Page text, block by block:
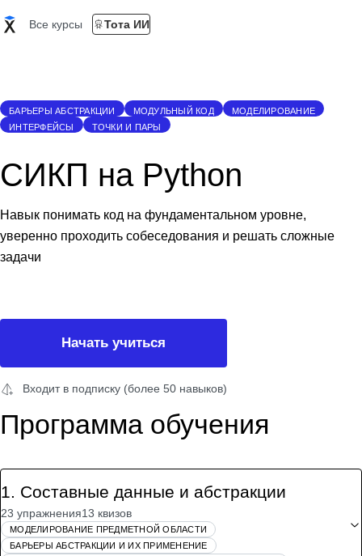
Все курсы Тота ИИ
БАРЬЕРЫ АБСТРАКЦИИ МОДУЛЬНЫЙ КОД
МОДЕЛИРОВАНИЕ
ИНТЕРФЕЙСЫ
ТОЧКИ И ПАРЫ
СИКП на Python
Навык понимать код на фундаментальном уровне,
уверенно проходить собеседования и решать сложные
задачи
Начать учиться
Входит в подписку (более 50 навыков)
Программа обучения
1. Составные данные и абстракции
23 упражнения13 квизов
МОДЕЛИРОВАНИЕ ПРЕДМЕТНОЙ ОБЛАСТИ
БАРЬЕРЫ АБСТРАКЦИИ И ИХ ПРИМЕНЕНИЕ